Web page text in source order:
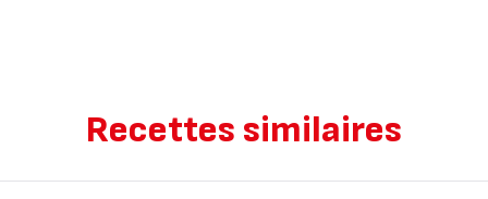
Recettes similaires